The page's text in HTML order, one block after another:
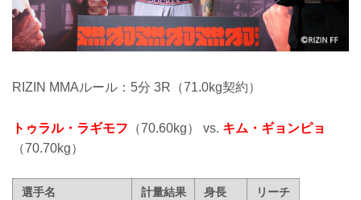
RIZIN MMAルール：5分 3R（71.0kg契約）
トゥラル・ラギモフ （70.60kg） vs. キム・ギョンピョ
（70.70kg）
選手名 計量結果 身長
リーチ